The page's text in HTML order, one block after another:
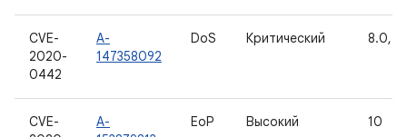
CVE-
2020-
0442
A-
147358092
DoS Критический 8.0,
CVE-
A-
EoP Высокий 10